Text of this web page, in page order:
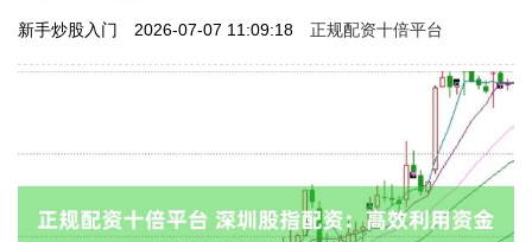
新手炒股入门 2026-07-07 11:09:18 正规配资十倍平台